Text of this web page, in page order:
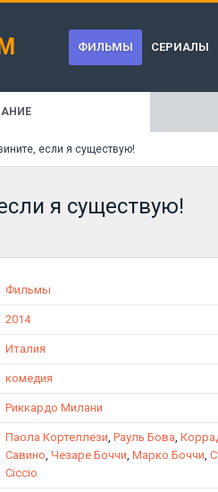
ФИЛЬМЫ СЕРИАЛЫ
если я существую!
я существую!
Фильмы
2014
Италия
комедия
Риккардо Милани
Паола Кортеллези, Рауль Бова,
Савино, Чезаре Боччи, Марко Боччи,
Ciccio